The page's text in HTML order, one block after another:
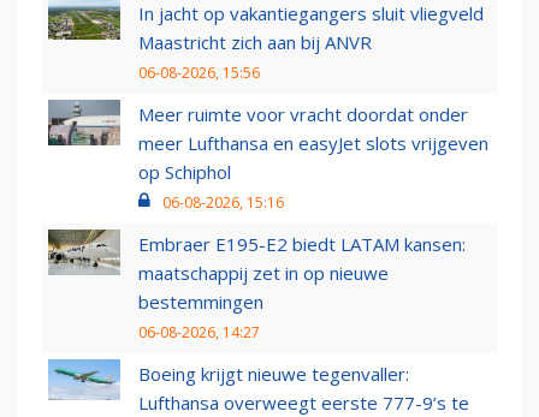
In jacht op vakantiegangers sluit vliegveld
Maastricht zich aan bij ANVR
06-08-2026, 15:56
Meer ruimte voor vracht doordat onder
meer Lufthansa en easyJet slots vrijgeven
op Schiphol
06-08-2026, 15:16
Embraer E195-E2 biedt LATAM kansen:
maatschappij zet in op nieuwe
bestemmingen
06-08-2026, 14:27
Boeing krijgt nieuwe tegenvaller:
Lufthansa overweegt eerste 777-9’s te